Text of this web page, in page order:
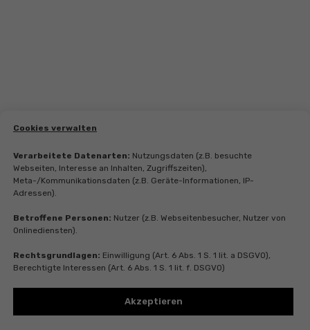
Cookies verwalten
Verarbeitete Datenarten: Nutzungsdaten (z.B. besuchte
Webseiten, Interesse an Inhalten, Zugriffszeiten),
Meta-/Kommunikationsdaten (z.B. Geräte-Informationen, IP-
Adressen).
Betroffene Personen: Nutzer (z.B. Webseitenbesucher, Nutzer von
Onlinediensten).
Rechtsgrundlagen: Einwilligung (Art. 6 Abs. 1 S. 1 lit. a DSGVO),
Berechtigte Interessen (Art. 6 Abs. 1 S. 1 lit. f. DSGVO)
Akzeptieren